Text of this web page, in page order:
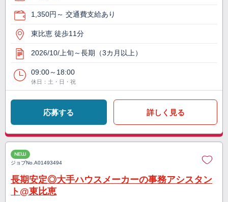
1,350円～ 交通費支給あり
東比恵 徒歩11分
2026/10/上旬～長期（3カ月以上）
09:00～18:00
休日：土・日・祝
応募する 詳しく見る
NEW
ジョブNo.A01493494
長期安定◎大手ハウスメーカーの事務アシスタン
ト@東比恵